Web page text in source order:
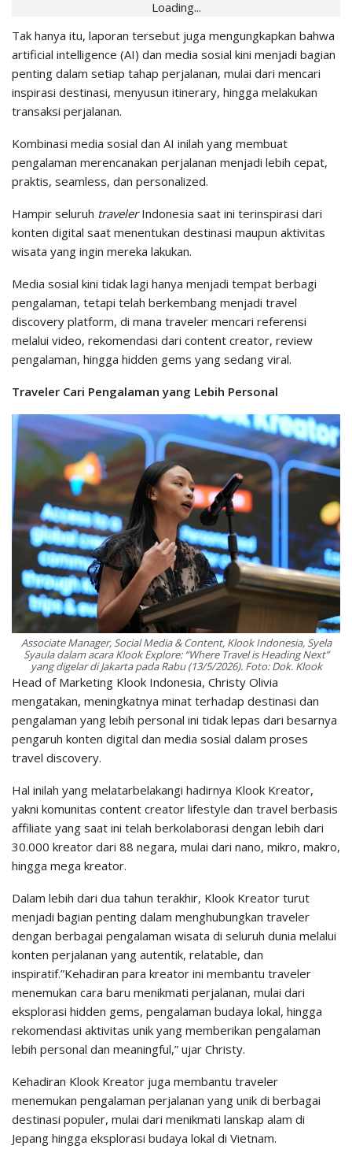
Loading...
Tak hanya itu, laporan tersebut juga mengungkapkan bahwa
artificial intelligence (AI) dan media sosial kini menjadi bagian
penting dalam setiap tahap perjalanan, mulai dari mencari
inspirasi destinasi, menyusun itinerary, hingga melakukan
transaksi perjalanan.
Kombinasi media sosial dan AI inilah yang membuat
pengalaman merencanakan perjalanan menjadi lebih cepat,
praktis, seamless, dan personalized.
Hampir seluruh travelerIndonesia saat ini terinspirasi dari
konten digital saat menentukan destinasi maupun aktivitas
wisata yang ingin mereka lakukan.
Media sosial kini tidak lagi hanya menjadi tempat berbagi
pengalaman, tetapi telah berkembang menjadi travel
discovery platform, di mana traveler mencari referensi
melalui video, rekomendasi dari content creator, review
pengalaman, hingga hidden gems yang sedang viral.
Traveler Cari Pengalaman yang Lebih Personal
Associate Manager, Social Media & Content, Klook Indonesia, Syela
Syaula dalam acara Klook Explore: “Where Travel is Heading Next”
yang digelar di Jakarta pada Rabu (13/5/2026). Foto: Dok. Klook
Head of Marketing Klook Indonesia, Christy Olivia
mengatakan, meningkatnya minat terhadap destinasi dan
pengalaman yang lebih personal ini tidak lepas dari besarnya
pengaruh konten digital dan media sosial dalam proses
travel discovery.
Hal inilah yang melatarbelakangi hadirnya Klook Kreator,
yakni komunitas content creator lifestyle dan travel berbasis
affiliate yang saat ini telah berkolaborasi dengan lebih dari
30.000 kreator dari 88 negara, mulai dari nano, mikro, makro,
hingga mega kreator.
Dalam lebih dari dua tahun terakhir, Klook Kreator turut
menjadi bagian penting dalam menghubungkan traveler
dengan berbagai pengalaman wisata di seluruh dunia melalui
konten perjalanan yang autentik, relatable, dan
inspiratif.”Kehadiran para kreator ini membantu traveler
menemukan cara baru menikmati perjalanan, mulai dari
eksplorasi hidden gems, pengalaman budaya lokal, hingga
rekomendasi aktivitas unik yang memberikan pengalaman
lebih personal dan meaningful,” ujar Christy.
Kehadiran Klook Kreator juga membantu traveler
menemukan pengalaman perjalanan yang unik di berbagai
destinasi populer, mulai dari menikmati lanskap alam di
Jepang hingga eksplorasi budaya lokal di Vietnam.